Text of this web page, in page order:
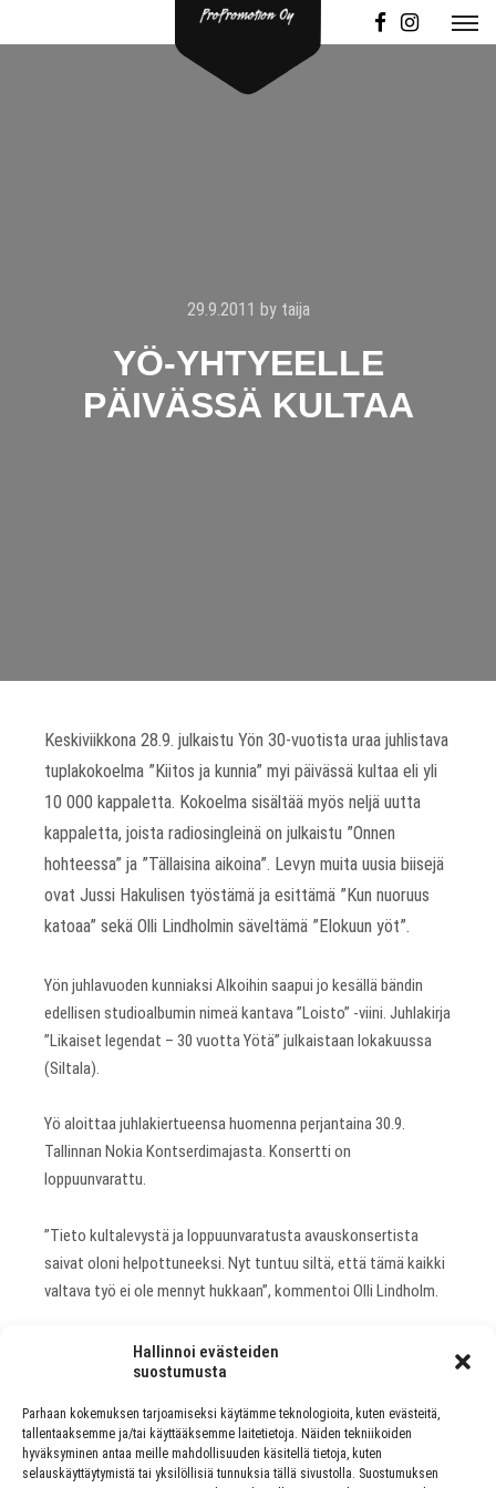
Hallinnoi evästeiden
suostumusta
Parhaan kokemuksen tarjoamiseksi käytämme teknologioita, kuten evästeitä,
tallentaaksemme ja/tai käyttääksemme laitetietoja. Näiden tekniikoiden
hyväksyminen antaa meille mahdollisuuden käsitellä tietoja, kuten
selauskäyttäytymistä tai yksilöllisiä tunnuksia tällä sivustolla. Suostumuksen
29.9.2011 by taija
YÖ-YHTYEELLE
PÄIVÄSSÄ KULTAA
Keskiviikkona 28.9. julkaistu Yön 30-vuotista uraa juhlistava
tuplakokoelma ”Kiitos ja kunnia” myi päivässä kultaa eli yli
10 000 kappaletta. Kokoelma sisältää myös neljä uutta
kappaletta, joista radiosingleinä on julkaistu ”Onnen
hohteessa” ja ”Tällaisina aikoina”. Levyn muita uusia biisejä
ovat Jussi Hakulisen työstämä ja esittämä ”Kun nuoruus
katoaa” sekä Olli Lindholmin säveltämä ”Elokuun yöt”.
Yön juhlavuoden kunniaksi Alkoihin saapui jo kesällä bändin
edellisen studioalbumin nimeä kantava ”Loisto” -viini. Juhlakirja
”Likaiset legendat – 30 vuotta Yötä” julkaistaan lokakuussa
(Siltala).
Yö aloittaa juhlakiertueensa huomenna perjantaina 30.9.
Tallinnan Nokia Kontserdimajasta. Konsertti on
loppuunvarattu.
”Tieto kultalevystä ja loppuunvaratusta avauskonsertista
saivat oloni helpottuneeksi. Nyt tuntuu siltä, että tämä kaikki
valtava työ ei ole mennyt hukkaan”, kommentoi Olli Lindholm.
Kiertuepäivät löytyvät osoitteesta:www.kiitosjakunnia.fi
PREVIOUS ARTICLE
LOST IN MUSICIN OHJELMA JA AIKATAULUT